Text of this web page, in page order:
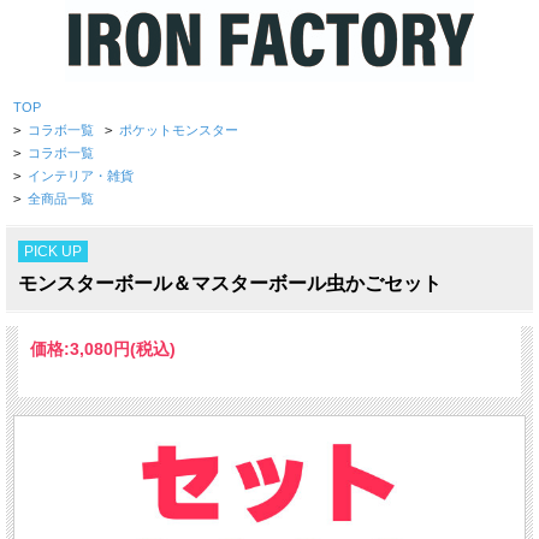
TOP
> コラボ一覧 > ポケットモンスター
> コラボ一覧
> インテリア・雑貨
> 全商品一覧
PICK UP
モンスターボール＆マスターボール虫かごセット
価格:3,080円(税込)